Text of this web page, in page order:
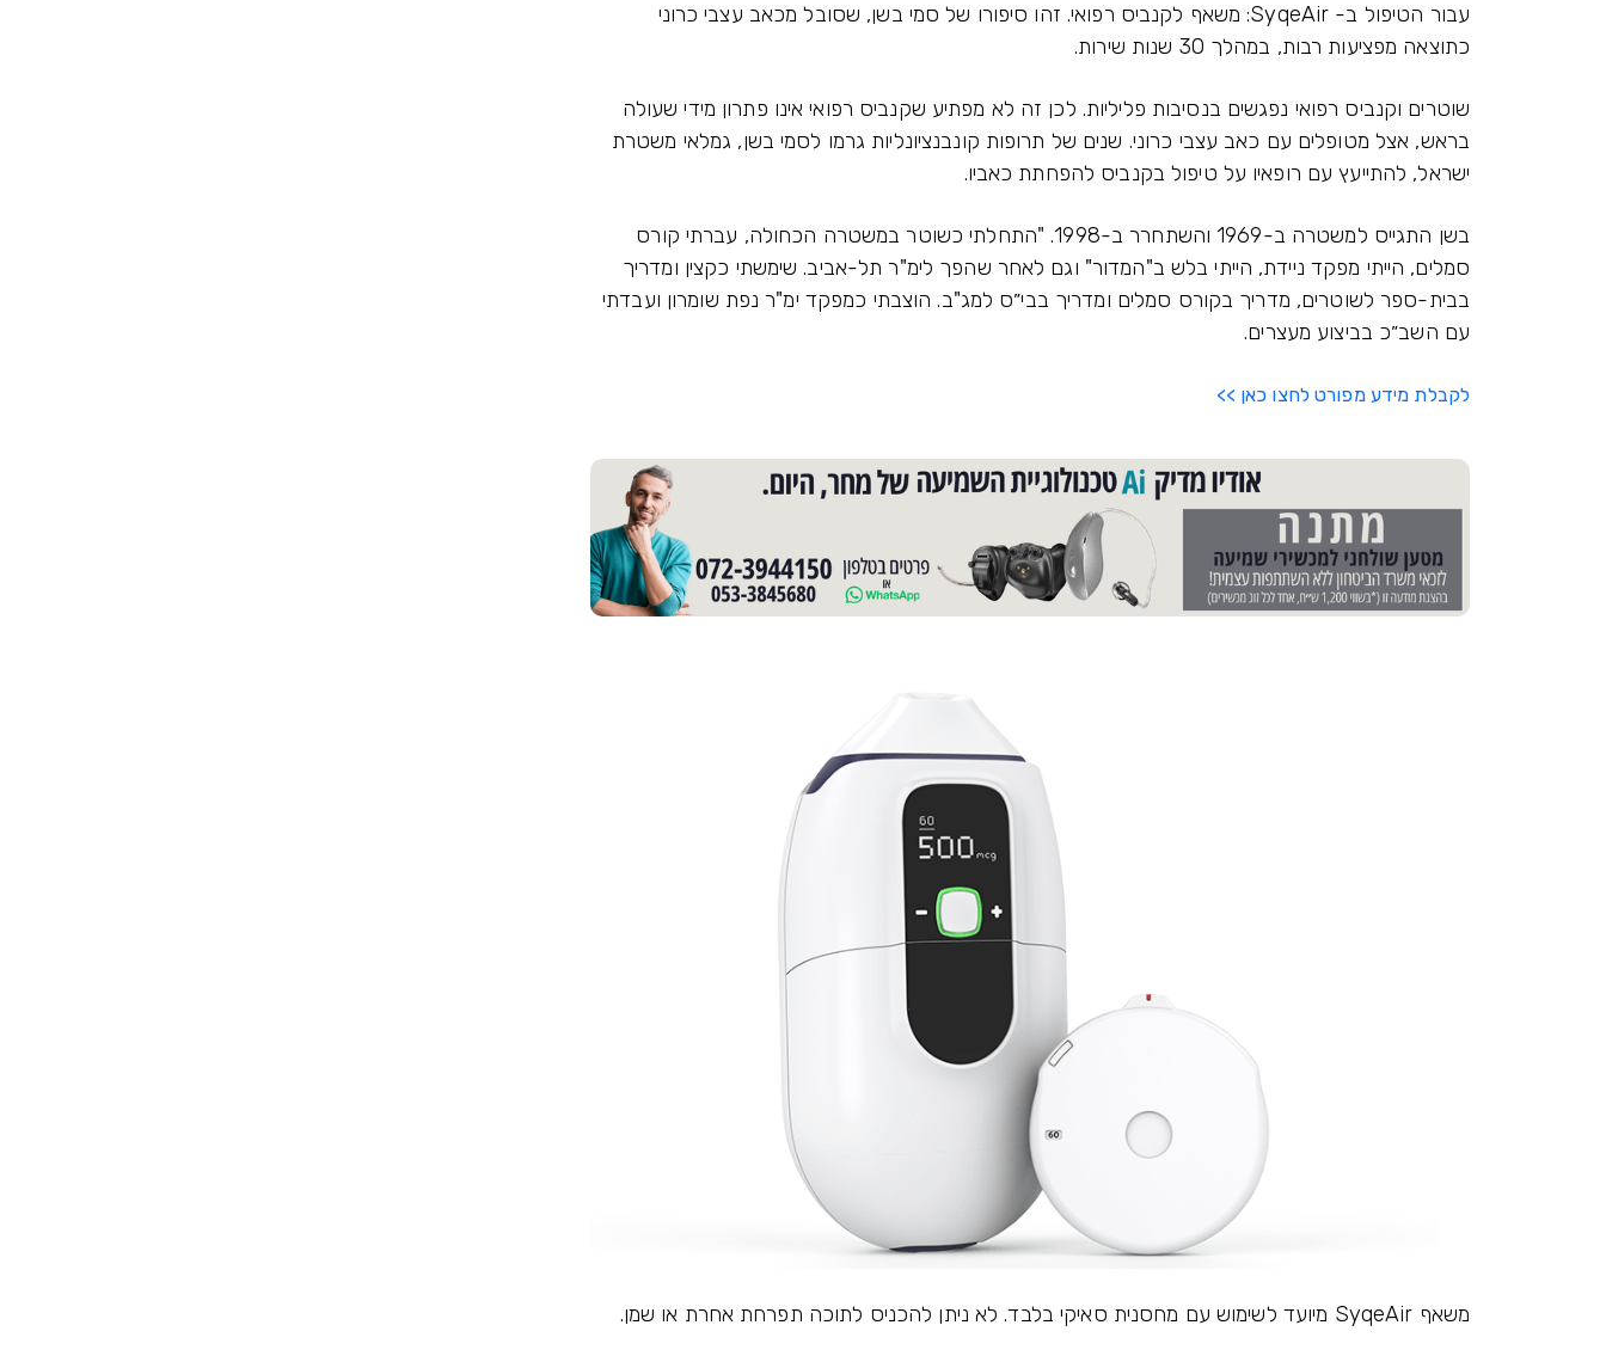
עבור הטיפול ב- SyqeAir: משאף לקנביס רפואי. זהו סיפורו של סמי בשן, שסובל מכאב עצבי כרוני
כתוצאה מפציעות רבות, במהלך 30 שנות שירות.
שוטרים וקנביס רפואי נפגשים בנסיבות פליליות. לכן זה לא מפתיע שקנביס רפואי אינו פתרון מידי שעולה
בראש, אצל מטופלים עם כאב עצבי כרוני. שנים של תרופות קונבנציונליות גרמו לסמי בשן, גמלאי משטרת
ישראל, להתייעץ עם רופאיו על טיפול בקנביס להפחתת כאביו.
בשן התגייס למשטרה ב-1969 והשתחרר ב-1998. "התחלתי כשוטר במשטרה הכחולה, עברתי קורס
סמלים, הייתי מפקד ניידת, הייתי בלש ב"המדור" וגם לאחר שהפך לימ"ר תל-אביב. שימשתי כקצין ומדריך
בבית-ספר לשוטרים, מדריך בקורס סמלים ומדריך בבי״ס למג"ב. הוצבתי כמפקד ימ"ר נפת שומרון ועבדתי
עם השב״כ בביצוע מעצרים.
לקבלת מידע מפורט לחצו כאן >>
משאף SyqeAir מיועד לשימוש עם מחסנית סאיקי בלבד. לא ניתן להכניס לתוכה תפרחת אחרת או שמן.